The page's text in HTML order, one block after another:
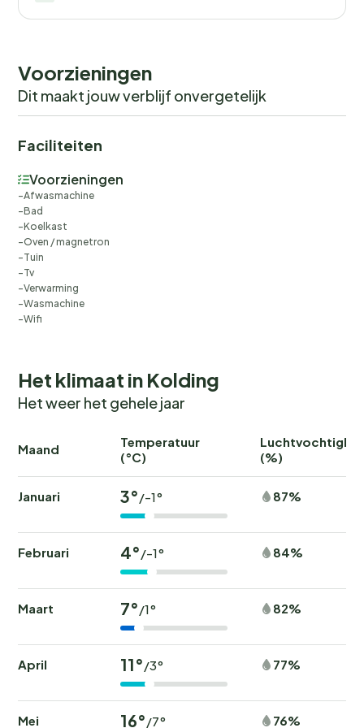
Voorzieningen
Dit maakt jouw verblijf onvergetelijk
Faciliteiten
Voorzieningen
Afwasmachine
Bad
Koelkast
Oven / magnetron
Tuin
Tv
Verwarming
Wasmachine
Wifi
Het klimaat in Kolding
Het weer het gehele jaar
Maand
Temperatuur
(°C)
(%)
Januari 3°/-1° 87%
Februari 4°/-1° 84%
Maart 7°/1° 82%
April 11°/3° 77%
Mei 16°/7° 76%